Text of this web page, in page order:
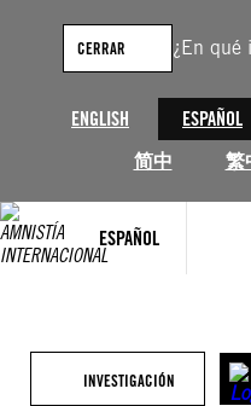
¿En qué
ENGLISH ESPAÑOL
简中
繁
CERRAR
ESPAÑOL
contenido
INVESTIGACIÓN